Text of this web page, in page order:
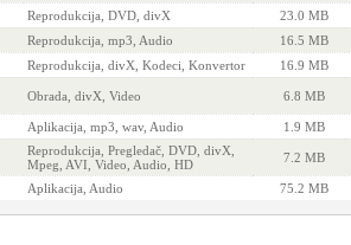
Reprodukcija, DVD, divX 23.0 MB
Reprodukcija, mp3, Audio 16.5 MB
Reprodukcija, divX, Kodeci, Konvertor 16.9 MB
Obrada, divX, Video 6.8 MB
Aplikacija, mp3, wav, Audio 1.9 MB
Reprodukcija, Pregledač, DVD, divX,
Mpeg, AVI, Video, Audio, HD
7.2 MB
Aplikacija, Audio 75.2 MB